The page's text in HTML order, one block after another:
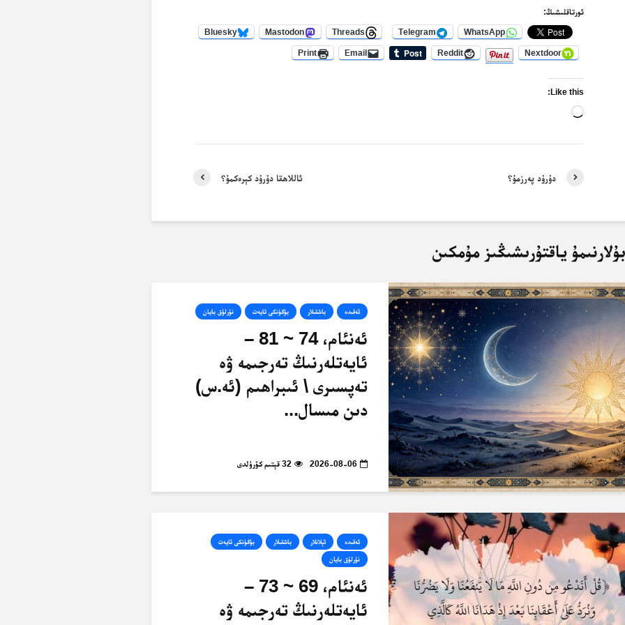
ئورتاقلىشىڭ:
WhatsApp
Telegram
Threads
Mastodon
Bluesky
Nextdoor
Reddit
Email
Print
Like this:
Loading…
ئاللاھقا دۇرۇد كېرەكمۇ؟ دۇرۇد پەرزمۇ؟
بۇلارنىمۇ ياقتۇرىشىڭىز مۇمكىن
ئەقىدە باشقىلار بۈگۈنكى ئايەت نۇرلۇق بايان
ئەنئام، 74 ~ 81 –
ئايەتلەرنىڭ تەرجىمە ۋە
تەپسىرى \ ئىبراھىم (ئە.س)
دىن مىسال...
2026-08-06 32 قېتىم كۆرۈلدى
ئەقىدە ئېلانلار باشقىلار بۈگۈنكى ئايەت
نۇرلۇق بايان
ئەنئام، 69 ~ 73 –
ئايەتلەرنىڭ تەرجىمە ۋە